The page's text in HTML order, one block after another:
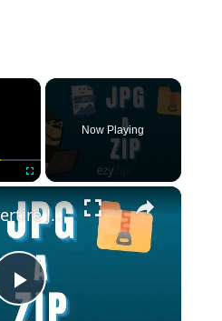
×
Now Playing
×
Play
Come Convertire JPG in ZIP Online (Guida semplice)